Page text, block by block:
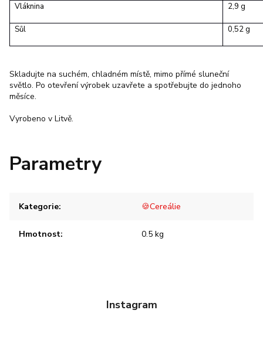
Vláknina 2,9 g
Sůl 0,52 g
Skladujte na suchém, chladném místě, mimo přímé sluneční
světlo. Po otevření výrobek uzavřete a spotřebujte do jednoho
měsíce.
Vyrobeno v Litvě.
Parametry
Kategorie: 🍪Cereálie
Hmotnost: 0.5 kg
Instagram